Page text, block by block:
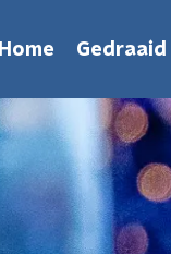
Home Gedraaid